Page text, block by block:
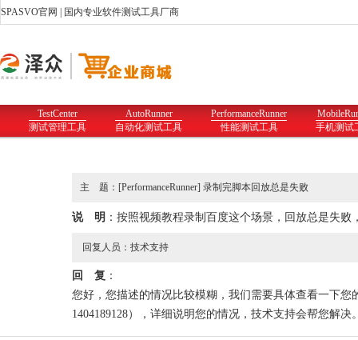
SPASVO官网 | 国内专业软件测试工具厂商
TestCenter
测试管理工具
AutoRunner
自动化测试工具
PerformanceRunner
性能测试工具
手机测试
主 题：[PerformanceRunner] 录制完脚本回放总是失败
说 明 ：按照视频教程录制百度这个场景，回放总是失
回复人员：技术支持
回 复 ：
您好，您描述的情况比较模糊，我们需要具体查看一下
1404189128），详细说明您的情况，技术支持会帮您解决